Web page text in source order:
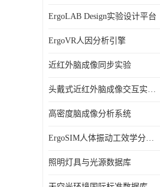
ErgoLAB Design实验设计平台
ErgoVR人因分析引擎
近红外脑成像同步实验
头戴式近红外脑成像交互实验室
高密度脑成像分析系统
ErgoSIM人体振动工效学分析系统
照明灯具与光源数据库